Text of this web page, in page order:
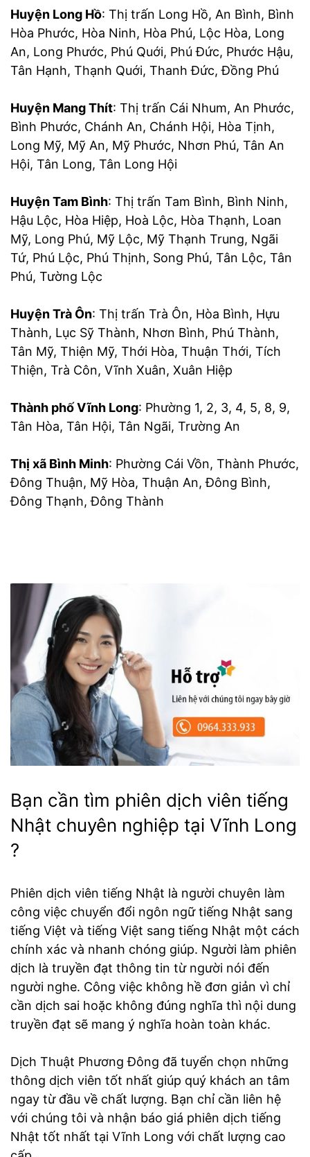
Huyện Long Hồ: Thị trấn Long Hồ, An Bình, Bình
Hòa Phước, Hòa Ninh, Hòa Phú, Lộc Hòa, Long
An, Long Phước, Phú Quới, Phú Đức, Phước Hậu,
Tân Hạnh, Thạnh Quới, Thanh Đức, Đồng Phú
Huyện Mang Thít: Thị trấn Cái Nhum, An Phước,
Bình Phước, Chánh An, Chánh Hội, Hòa Tịnh,
Long Mỹ, Mỹ An, Mỹ Phước, Nhơn Phú, Tân An
Hội, Tân Long, Tân Long Hội
Huyện Tam Bình: Thị trấn Tam Bình, Bình Ninh,
Hậu Lộc, Hòa Hiệp, Hoà Lộc, Hòa Thạnh, Loan
Mỹ, Long Phú, Mỹ Lộc, Mỹ Thạnh Trung, Ngãi
Tứ, Phú Lộc, Phú Thịnh, Song Phú, Tân Lộc, Tân
Phú, Tường Lộc
Huyện Trà Ôn: Thị trấn Trà Ôn, Hòa Bình, Hựu
Thành, Lục Sỹ Thành, Nhơn Bình, Phú Thành,
Tân Mỹ, Thiện Mỹ, Thới Hòa, Thuận Thới, Tích
Thiện, Trà Côn, Vĩnh Xuân, Xuân Hiệp
Thành phố Vĩnh Long: Phường 1, 2, 3, 4, 5, 8, 9,
Tân Hòa, Tân Hội, Tân Ngãi, Trường An
Thị xã Bình Minh: Phường Cái Vồn, Thành Phước,
Đông Thuận, Mỹ Hòa, Thuận An, Đông Bình,
Đông Thạnh, Đông Thành
Bạn cần tìm phiên dịch viên tiếng
Nhật chuyên nghiệp tại Vĩnh Long
?
Phiên dịch viên tiếng Nhật là người chuyên làm
công việc chuyển đổi ngôn ngữ tiếng Nhật sang
tiếng Việt và tiếng Việt sang tiếng Nhật một cách
chính xác và nhanh chóng giúp. Người làm phiên
dịch là truyền đạt thông tin từ người nói đến
người nghe. Công việc không hề đơn giản vì chỉ
cần dịch sai hoặc không đúng nghĩa thì nội dung
truyền đạt sẽ mang ý nghĩa hoàn toàn khác.
Dịch Thuật Phương Đông đã tuyển chọn những
thông dịch viên tốt nhất giúp quý khách an tâm
ngay từ đầu về chất lượng. Bạn chỉ cần liên hệ
với chúng tôi và nhận báo giá phiên dịch tiếng
Nhật tốt nhất tại Vĩnh Long với chất lượng cao